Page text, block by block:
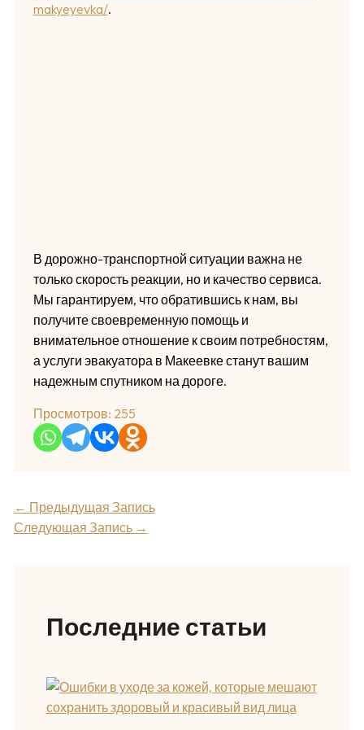
makyeyevka/.
В дорожно-транспортной ситуации важна не
только скорость реакции, но и качество сервиса.
Мы гарантируем, что обратившись к нам, вы
получите своевременную помощь и
внимательное отношение к своим потребностям,
а услуги эвакуатора в Макеевке станут вашим
надежным спутником на дороге.
Просмотров: 255
← Предыдущая Запись
Следующая Запись →
Последние статьи